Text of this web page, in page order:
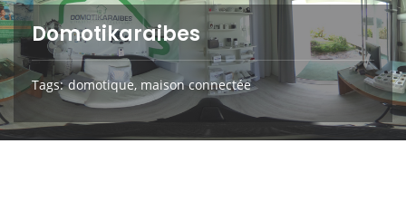
Domotikaraibes
Tags domotique, maison connectée